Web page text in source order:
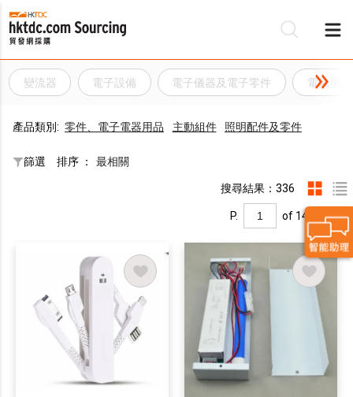
變流器 電子設備 電子儀器及電子零件 電氣用品
產品類別: 零件、電子電器用品 主動組件 照明配件及零件
篩選 排序 ： 最相關
搜尋結果：336
P. of 14